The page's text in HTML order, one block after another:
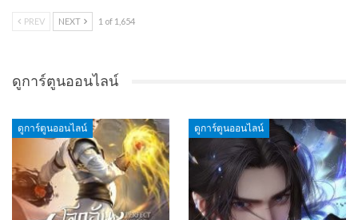
PREV NEXT 1 of 1,654
ดูการ์ตูนออนไลน์
ดูการ์ตูนออนไลน์ ดูการ์ตูนออนไลน์